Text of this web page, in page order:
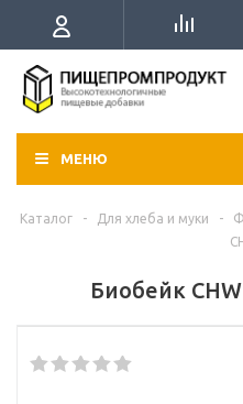
МЕНЮ
Каталог - Для хлеба и муки -
Биобейк